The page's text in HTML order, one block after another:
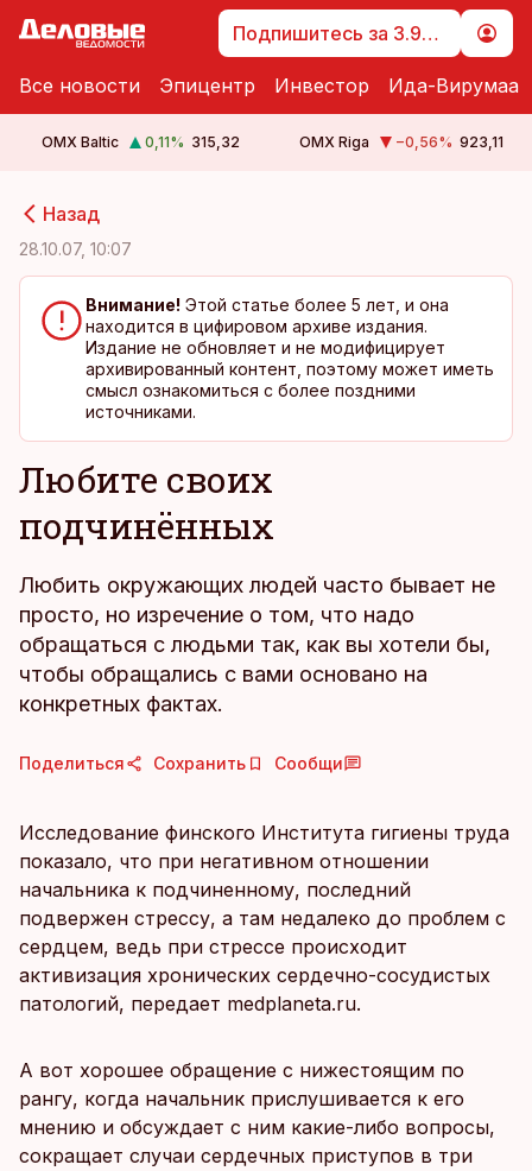
Подпишитесь за 3.99 €
Все новости Эпицентр Инвестор Ида-Вирумаа
OMX Baltic 0,11% 315,32 OMX Riga −0,56% 923,11
Назад
28.10.07, 10:07
Внимание! Этой статье более 5 лет, и она
находится в цифировом архиве издания.
Издание не обновляет и не модифицирует
архивированный контент, поэтому может иметь
смысл ознакомиться с более поздними
источниками.
Любите своих
подчинённых
Любить окружающих людей часто бывает не
просто, но изречение о том, что надо
обращаться с людьми так, как вы хотели бы,
чтобы обращались с вами основано на
конкретных фактах.
Поделиться Сохранить Сообщи
Исследование финского Института гигиены труда
показало, что при негативном отношении
начальника к подчиненному, последний
подвержен стрессу, а там недалеко до проблем с
сердцем, ведь при стрессе происходит
активизация хронических сердечно-сосудистых
патологий, передает medplaneta.ru.
А вот хорошее обращение с нижестоящим по
рангу, когда начальник прислушивается к его
мнению и обсуждает с ним какие-либо вопросы,
сокращает случаи сердечных приступов в три